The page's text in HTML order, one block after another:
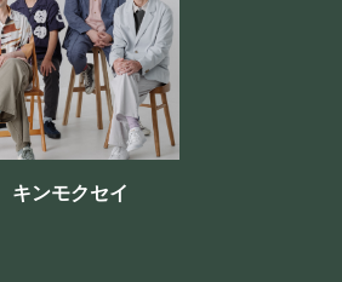
キンモクセイ